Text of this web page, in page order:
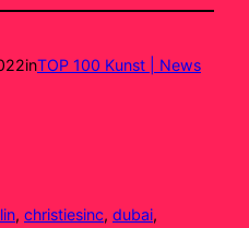
inTOP 100 Kunst | News
, christiesinc, dubai